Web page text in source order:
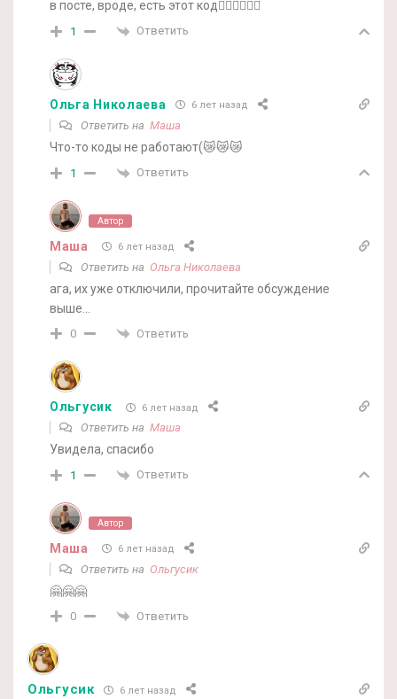
в посте, вроде, есть этот код🤷‍♀️🤷‍♀️🤷‍♀️
1 Ответить
Ольга Николаева 6 лет назад
Ответить на Маша
Что-то коды не работают(😿😿😿
1 Ответить
Автор
Маша 6 лет назад
Ответить на Ольга Николаева
ага, их уже отключили, прочитайте обсуждение
выше…
0 Ответить
Ольгусик 6 лет назад
Ответить на Маша
Увидела, спасибо
1 Ответить
Автор
Маша 6 лет назад
Ответить на Ольгусик
🤗🤗🤗
0 Ответить
Ольгусик 6 лет назад